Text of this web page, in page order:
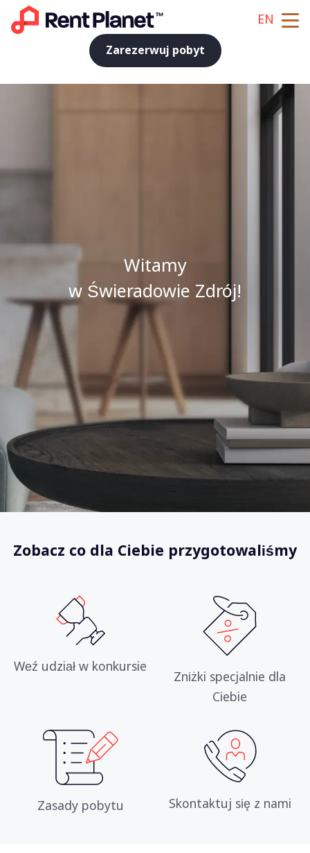
EN
Zarezerwuj pobyt
Witamy
w Świeradowie Zdrój!
Zobacz co dla Ciebie przygotowaliśmy
Weź udział w konkursie
Zniżki specjalnie dla
Ciebie
Zasady pobytu Skontaktuj się z nami